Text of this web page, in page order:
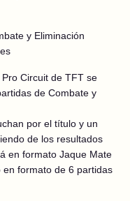
y Eliminación
Circuit de TFT se
de Combate y
por el título y un
de los resultados
en formato Jaque Mate
formato de 6 partidas